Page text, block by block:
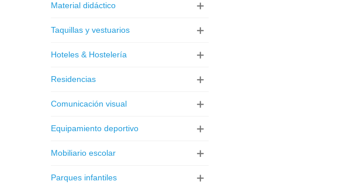
Material didáctico
Taquillas y vestuarios
Hoteles & Hostelería
Residencias
Comunicación visual
Equipamiento deportivo
Mobiliario escolar
Parques infantiles